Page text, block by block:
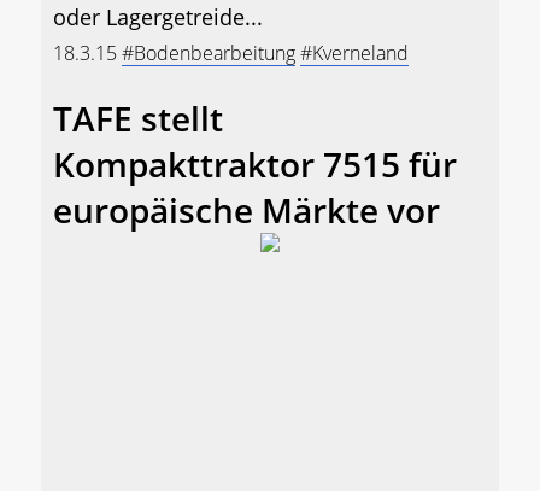
oder Lagergetreide...
18.3.15#Bodenbearbeitung#Kverneland
TAFE stellt
Kompakttraktor 7515 für
europäische Märkte vor